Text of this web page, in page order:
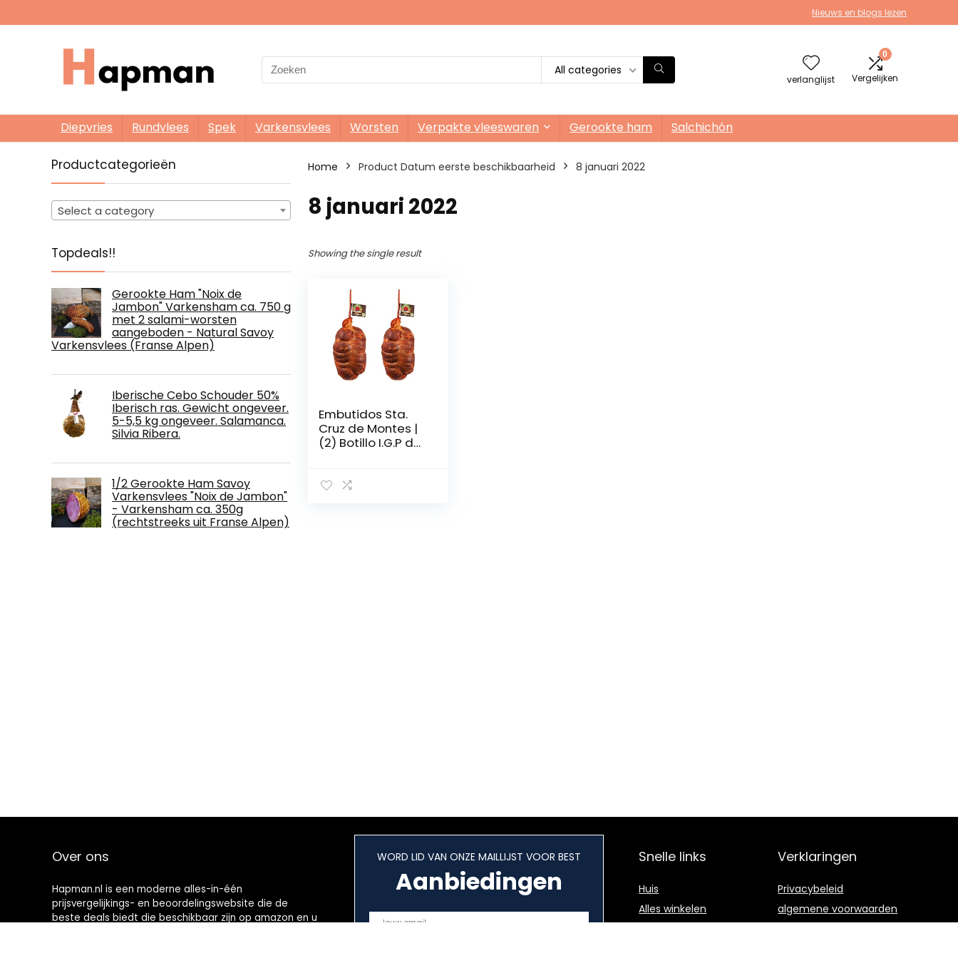
Nieuws en blogs lezen
Search
for:
All categories
verlanglijst
0
Vergelijken
Diepvries Rundvlees Spek Varkensvlees Worsten Verpakte vleeswaren Gerookte ham Salchichón
Productcategorieën
Select a category
Topdeals!!
Gerookte Ham "Noix de
Jambon" Varkensham ca. 750 g
met 2 salami-worsten
aangeboden - Natural Savoy
Varkensvlees (Franse Alpen)
Iberische Cebo Schouder 50%
Iberisch ras. Gewicht ongeveer.
5-5,5 kg ongeveer. Salamanca.
Silvia Ribera.
1/2 Gerookte Ham Savoy
Varkensvlees "Noix de Jambon"
- Varkensham ca. 350g
(rechtstreeks uit Franse Alpen)
Home Product Datum eerste beschikbaarheid 8 januari 2022
8 januari 2022
Showing the single result
Embutidos Sta.
Cruz de Montes |
(2) Botillo I.G.P del
Tradicional
Over ons
Hapman.nl is een moderne alles-in-één
prijsvergelijkings- en beoordelingswebsite die de
beste deals biedt die beschikbaar zijn op amazon en u
WORD LID VAN ONZE MAILLIJST VOOR BEST
Aanbiedingen
Snelle links
Huis
Alles winkelen
Verklaringen
Privacybeleid
algemene voorwaarden